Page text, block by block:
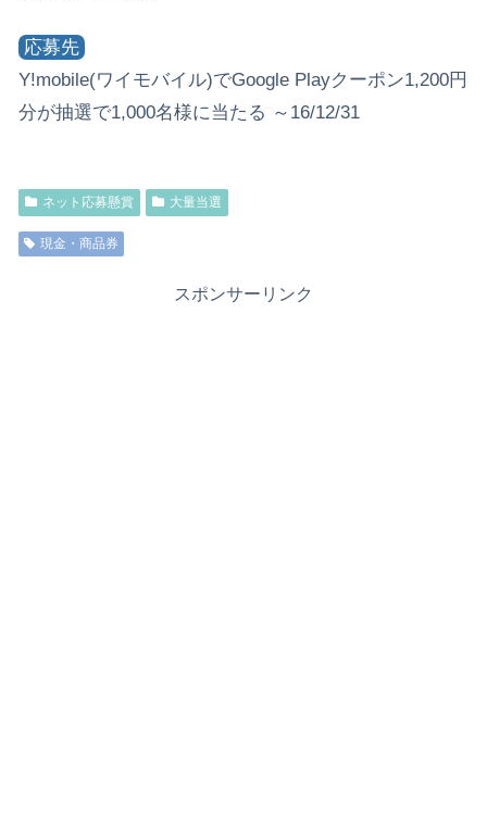
応募先
Y!mobile(ワイモバイル)でGoogle Playクーポン1,200円
分が抽選で1,000名様に当たる ～16/12/31
ネット応募懸賞 大量当選
現金・商品券
スポンサーリンク